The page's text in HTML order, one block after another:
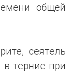
общей
сеятель
в терние при